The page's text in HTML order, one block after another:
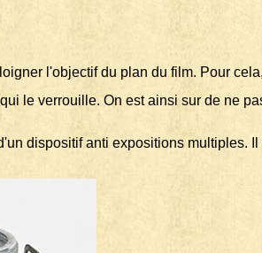
l'objectif du plan du film. Pour
le verrouille. On est ainsi sur de ne
dispositif anti expositions multiples.